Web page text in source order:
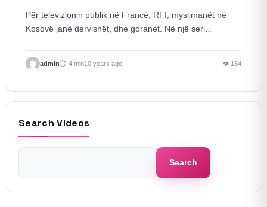
Për televizionin publik në Francë, RFI, myslimanët në
Kosovë janë dervishët, dhe goranët. Në një seri…
admin 4 min10 years ago 👁 184
Search Videos
Search